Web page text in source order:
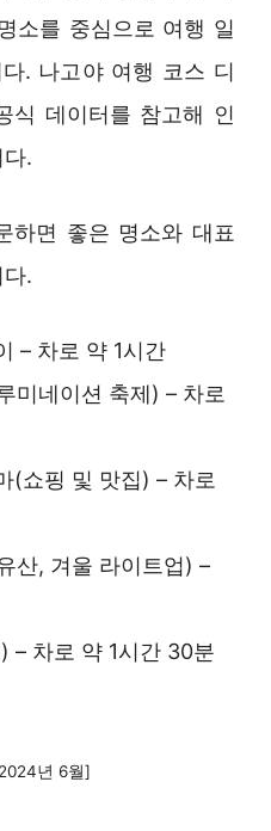
소를 중심으로 여행 일
. 나고야 여행 코스 디
식 데이터를 참고해 인
.
하면 좋은 명소와 대표
.
– 차로 약 1시간
미네이션 축제) – 차로
(쇼핑 및 맛집) – 차로
산, 겨울 라이트업) –
– 차로 약 1시간 30분
년 6월]